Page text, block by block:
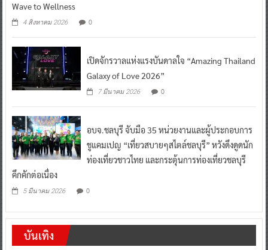
Wave to Wellness
4 สิงหาคม 2026 0
เปิดจักรวาลแห่งแรงบันดาลใจ “Amazing Thailand
Galaxy of Love 2026”
7 มีนาคม 2026 0
อบจ.ชลบุรี จับมือ 35 หน่วยงานและผู้ประกอบการ
ชูแคมเปญ “เที่ยวสบายๆสไตล์ชลบุรี” หวังดึงดูดนัก
ท่องเที่ยวชาวไทย และกระตุ้นการท่องเที่ยวชลบุรี
คึกคักต่อเนื่อง
5 มีนาคม 2026 0
บันเทิง